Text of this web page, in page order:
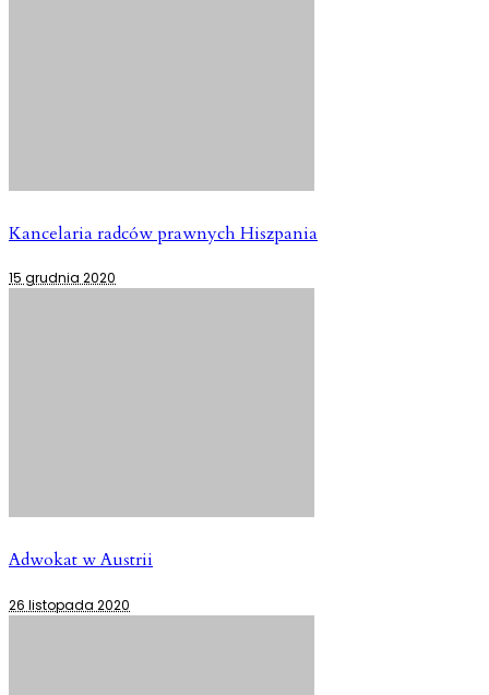
Kancelaria radców prawnych Hiszpania
15 grudnia 2020
Adwokat w Austrii
26 listopada 2020